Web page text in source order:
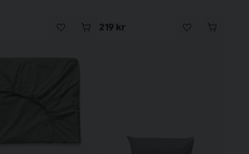
219 kr